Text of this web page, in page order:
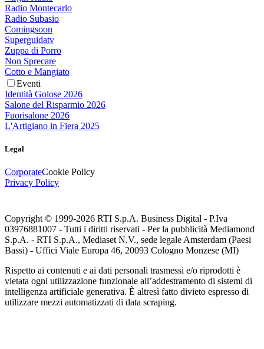
Radio Montecarlo
Radio Subasio
Comingsoon
Superguidatv
Zuppa di Porro
Non Sprecare
Cotto e Mangiato
Eventi
Identità Golose 2026
Salone del Risparmio 2026
Fuorisalone 2026
L'Artigiano in Fiera 2025
Legal
CorporateCookie Policy
Privacy Policy
Copyright © 1999-2026 RTI S.p.A. Business Digital - P.Iva
03976881007 - Tutti i diritti riservati - Per la pubblicità Mediamond
S.p.A. - RTI S.p.A., Mediaset N.V., sede legale Amsterdam (Paesi
Bassi) - Uffici Viale Europa 46, 20093 Cologno Monzese (MI)
Rispetto ai contenuti e ai dati personali trasmessi e/o riprodotti è
vietata ogni utilizzazione funzionale all’addestramento di sistemi di
intelligenza artificiale generativa. È altresì fatto divieto espresso di
utilizzare mezzi automatizzati di data scraping.